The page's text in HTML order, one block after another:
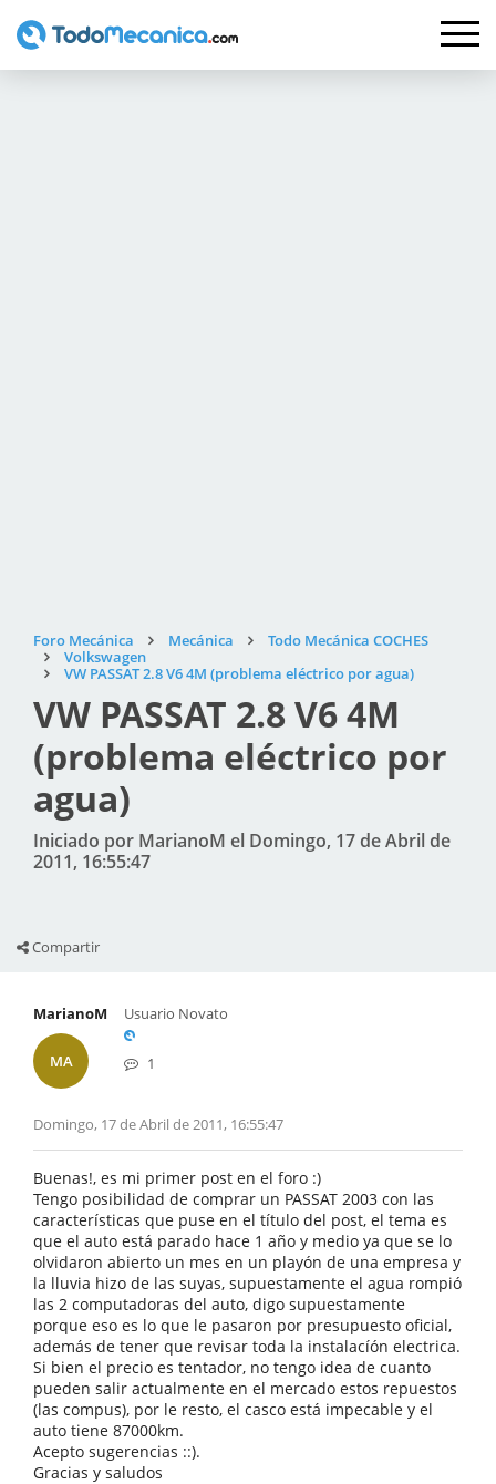
Foro Mecánica Mecánica
Todo Mecánica COCHES
Volkswagen
VW PASSAT 2.8 V6 4M (problema eléctrico por agua)
VW PASSAT 2.8 V6 4M
(problema eléctrico por
agua)
Iniciado por MarianoM el Domingo, 17 de Abril de
2011, 16:55:47
Compartir
MarianoM
MA
Usuario Novato
1
Domingo, 17 de Abril de 2011, 16:55:47
Buenas!, es mi primer post en el foro :)
Tengo posibilidad de comprar un PASSAT 2003 con las
características que puse en el título del post, el tema es
que el auto está parado hace 1 año y medio ya que se lo
olvidaron abierto un mes en un playón de una empresa y
la lluvia hizo de las suyas, supuestamente el agua rompió
las 2 computadoras del auto, digo supuestamente
porque eso es lo que le pasaron por presupuesto oficial,
además de tener que revisar toda la instalacíón electrica.
Si bien el precio es tentador, no tengo idea de cuanto
pueden salir actualmente en el mercado estos repuestos
(las compus), por le resto, el casco está impecable y el
auto tiene 87000km.
Acepto sugerencias ::).
Gracias y saludos